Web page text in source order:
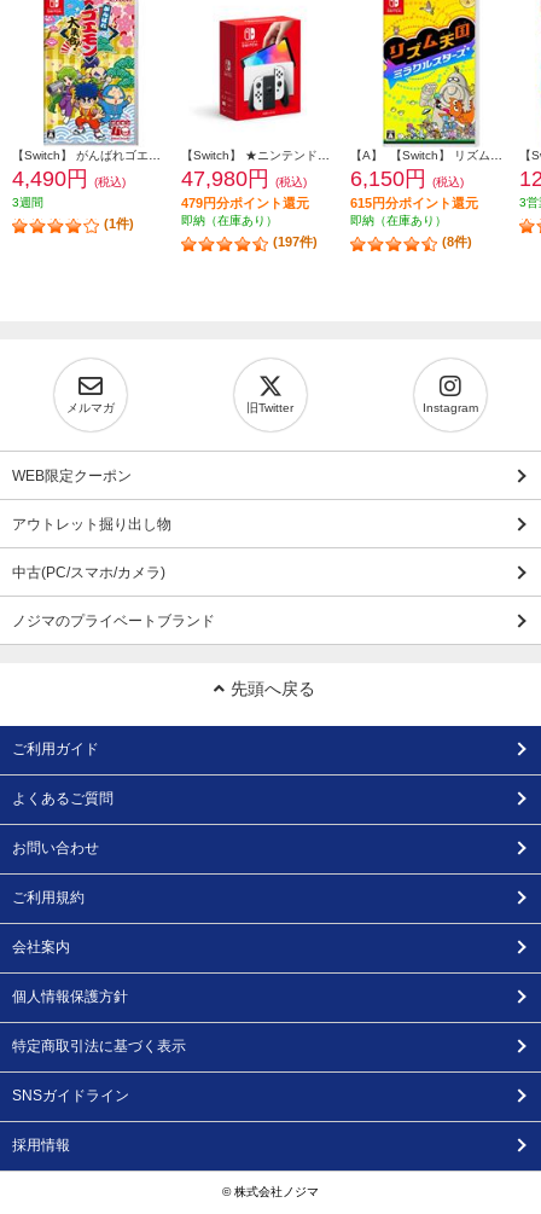
4,490円
(税込)
3週間
(1件)
47,980円 (税込)
479円分ポイント還元
即納（在庫あり）
(197件)
6,150円 (税込)
615円分ポイント還元
即納（在庫あり）
(8件)
3営
メルマガ 旧Twitter Instagram
WEB限定クーポン
アウトレット掘り出し物
中古(PC/スマホ/カメラ)
ノジマのプライベートブランド
先頭へ戻る
ご利用ガイド
よくあるご質問
お問い合わせ
ご利用規約
会社案内
個人情報保護方針
特定商取引法に基づく表示
SNSガイドライン
採用情報
© 株式会社ノジマ